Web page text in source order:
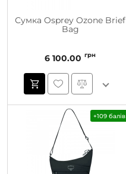
Сумка Osprey Ozone Brief
Bag
6 100.00 грн
+109 балів